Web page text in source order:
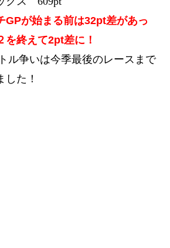
GPが始まる前は32pt差があっ
を終えて2pt差に！
ル争いは今季最後のレースまで
た！